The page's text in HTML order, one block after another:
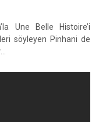
Une Belle Histoire’i
söyleyen Pinhani de